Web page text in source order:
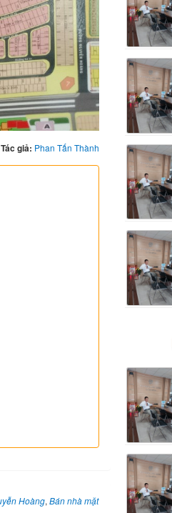
Tác giả: Phan Tấn Thành
Hoàng, Bán nhà mặt